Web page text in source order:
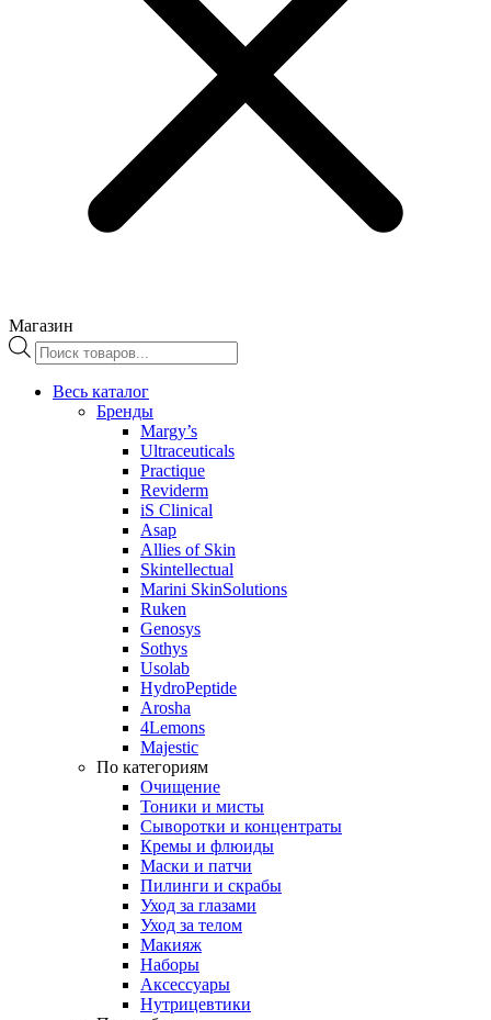
Магазин
Поиск
товаров
Весь каталог
Бренды
Margy’s
Ultraceuticals
Practique
Reviderm
iS Clinical
Asap
Allies of Skin
Skintellectual
Marini SkinSolutions
Ruken
Genosys
Sothys
Usolab
HydroPeptide
Arosha
4Lemons
Majestic
По категориям
Очищение
Тоники и мисты
Сыворотки и концентраты
Кремы и флюиды
Маски и патчи
Пилинги и скрабы
Уход за глазами
Уход за телом
Макияж
Наборы
Аксессуары
Нутрицевтики